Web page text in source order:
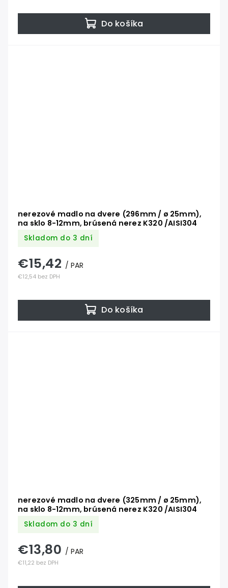
Do košíka
nerezové madlo na dvere (296mm / ø 25mm),
na sklo 8-12mm, brúsená nerez K320 /AISI304
Skladom do 3 dní
€12,54 bez DPH
€15,42 / PAR
Do košíka
nerezové madlo na dvere (325mm / ø 25mm),
na sklo 8-12mm, brúsená nerez K320 /AISI304
Skladom do 3 dní
€11,22 bez DPH
€13,80 / PAR